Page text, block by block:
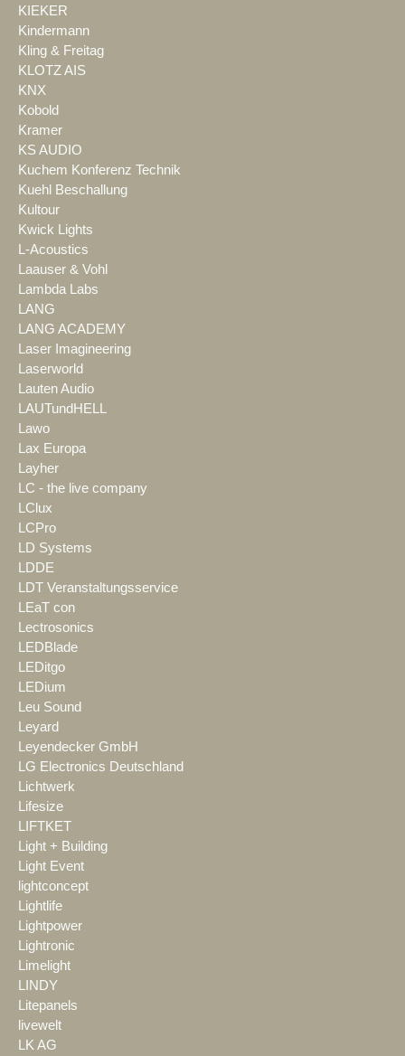
KIEKER
Kindermann
Kling & Freitag
KLOTZ AIS
KNX
Kobold
Kramer
KS AUDIO
Kuchem Konferenz Technik
Kuehl Beschallung
Kultour
Kwick Lights
L-Acoustics
Laauser & Vohl
Lambda Labs
LANG
LANG ACADEMY
Laser Imagineering
Laserworld
Lauten Audio
LAUTundHELL
Lawo
Lax Europa
Layher
LC - the live company
LClux
LCPro
LD Systems
LDDE
LDT Veranstaltungsservice
LEaT con
Lectrosonics
LEDBlade
LEDitgo
LEDium
Leu Sound
Leyard
Leyendecker GmbH
LG Electronics Deutschland
Lichtwerk
Lifesize
LIFTKET
Light + Building
Light Event
lightconcept
Lightlife
Lightpower
Lightronic
Limelight
LINDY
Litepanels
livewelt
LK AG